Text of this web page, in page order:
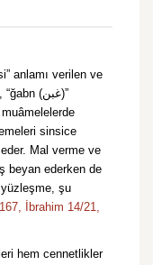
anlamı verilen ve
muâmelelerde
sinsice
Mal verme ve
beyan ederken de
şu
167,
İbrahim 14/21,
hem cennetlikler